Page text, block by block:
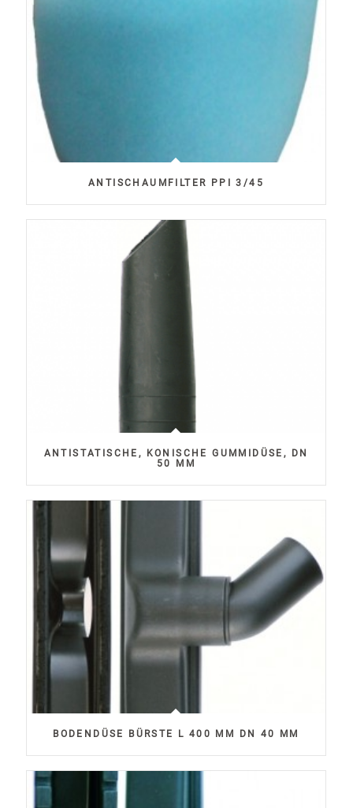
ANTISCHAUMFILTER PPI 3/45
ANTISTATISCHE, KONISCHE GUMMIDÜSE, DN
50 MM
BODENDÜSE BÜRSTE L 400 MM DN 40 MM